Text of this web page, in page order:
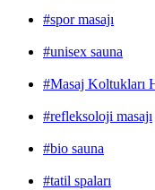
#spor masajı
#unisex sauna
#Masaj Koltukları
#refleksoloji masajı
#bio sauna
#tatil spaları